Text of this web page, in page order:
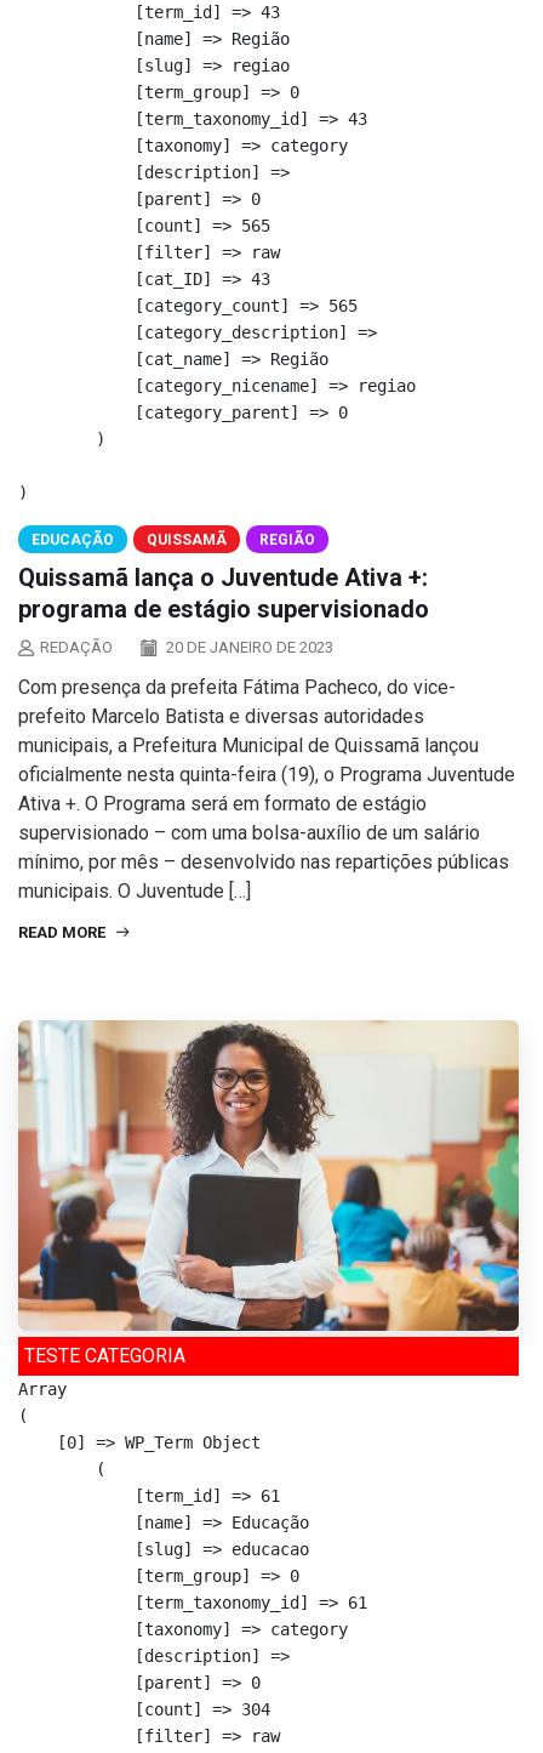
            [term_id] => 43
            [name] => Região
            [slug] => regiao
            [term_group] => 0
            [term_taxonomy_id] => 43
            [taxonomy] => category
            [description] =>
            [parent] => 0
            [count] => 565
            [filter] => raw
            [cat_ID] => 43
            [category_count] => 565
            [category_description] =>
            [cat_name] => Região
            [category_nicename] => regiao
            [category_parent] => 0
        )
EDUCAÇÃO QUISSAMÃ REGIÃO
Quissamã lança o Juventude Ativa +:
programa de estágio supervisionado
REDAÇÃO 20 DE JANEIRO DE 2023
Com presença da prefeita Fátima Pacheco, do vice-
prefeito Marcelo Batista e diversas autoridades
municipais, a Prefeitura Municipal de Quissamã lançou
oficialmente nesta quinta-feira (19), o Programa Juventude
Ativa +. O Programa será em formato de estágio
supervisionado – com uma bolsa-auxílio de um salário
mínimo, por mês – desenvolvido nas repartições públicas
municipais. O Juventude […]
READ MORE
TESTE CATEGORIA
Array
(
    [0] => WP_Term Object
        (
            [term_id] => 61
            [name] => Educação
            [slug] => educacao
            [term_group] => 0
            [term_taxonomy_id] => 61
            [taxonomy] => category
            [description] =>
            [parent] => 0
            [count] => 304
            [filter] => raw